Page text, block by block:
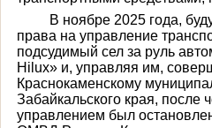
В ноябре 2025 года,
права на управление
подсудимый сел за руль
Hilux» и, управляя им,
Краснокаменскому
Забайкальского края, после
управлением был